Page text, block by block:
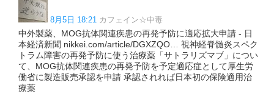
8月5日 18:21 カフェイン☆中毒
中外製薬、MOG抗体関連疾患の再発予防に適応拡大申請 - 日
本経済新聞 nikkei.com/article/DGXZQO… 視神経脊髄炎スペク
トラム障害の再発予防に使う治療薬「サトラリズマブ」につい
て、MOG抗体関連疾患の再発予防を予定適応症として厚生労
働省に製造販売承認を申請 承認されれば日本初の保険適用治
療薬